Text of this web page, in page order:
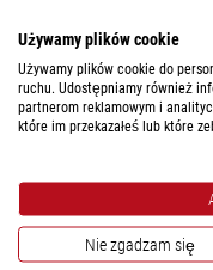
BEZPIECZEŃSTWO &
Używamy plików cookie
Używamy plików cookie do
ruchu. Udostępniamy również
partnerom reklamowym i
które im przekazałeś lub które
Nie zgadzam się